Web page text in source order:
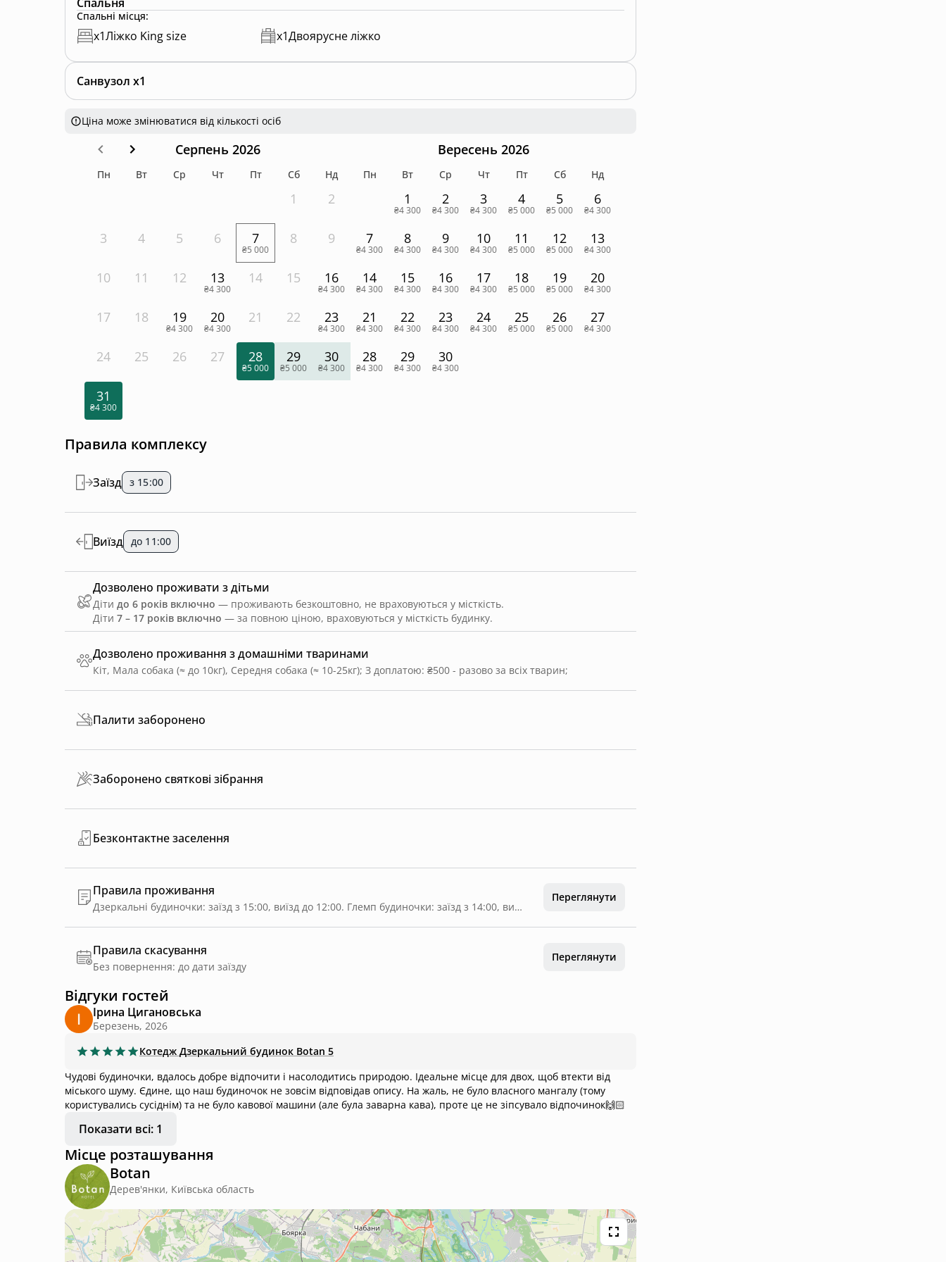
Спальні місця:
x1Ліжко King size x1Двоярусне ліжко
Санвузол x1
Ціна може змінюватися від кількості осіб
Серпень 2026
Пн Вт Ср Чт Пт Сб Нд
1 2
3 4 5 6 7
₴5 000
8 9
10 11 12 13
₴4 300
14 15 16
₴4 300
17 18 19
₴4 300
20
₴4 300
21 22 23
₴4 300
24 25 26 27 28
₴5 000
29
₴5 000
30
₴4 300
31
₴4 300
Вересень 2026
Пн Вт Ср Чт Пт Сб Нд
1
₴4 300
2
₴4 300
3
₴4 300
4
₴5 000
5
₴5 000
6
₴4 300
7
₴4 300
8
₴4 300
9
₴4 300
10
₴4 300
11
₴5 000
12
₴5 000
13
₴4 300
14
₴4 300
15
₴4 300
16
₴4 300
17
₴4 300
18
₴5 000
19
₴5 000
20
₴4 300
21
₴4 300
22
₴4 300
23
₴4 300
24
₴4 300
25
₴5 000
26
₴5 000
27
₴4 300
28
₴4 300
29
₴4 300
30
₴4 300
Правила комплексу
Дозволено проживання з домашніми тваринами
Кіт, Мала собака (≈ до 10кг), Середня собака (≈ 10-25кг); З доплатою: ₴500 - разово за всіх тварин;
Заїзд з 15:00
Виїзд до 11:00
Дозволено проживати з дітьми
Діти до 6 років включно — проживають безкоштовно, не враховуються у місткість.
Діти 7 – 17 років включно — за повною ціною, враховуються у місткість будинку.
Палити заборонено
Заборонено святкові зібрання
Безконтактне заселення
Правила проживання
Дзеркальні будиночки: заїзд з 15:00, виїзд до 12:00. Глемп будиночки: заїзд з 14:00, виїзд до 11:00 🌿
Переглянути
Правила скасування
Без повернення: до дати заїзду
Переглянути
Відгуки гостей
Ірина Цигановська
Березень, 2026
Котедж Дзеркальний будинок Botan 5
Чудові будиночки, вдалось добре відпочити і насолодитись природою. Ідеальне місце для двох, щоб втекти від
міського шуму. Єдине, що наш будиночок не зовсім відповідав опису. На жаль, не було власного мангалу (тому
користувались сусіднім) та не було кавової машини (але була заварна кава), проте це не зіпсувало відпочинок🙌🏻
Показати всі: 1
Місце розташування
Botan
Дерев'янки, Київська область